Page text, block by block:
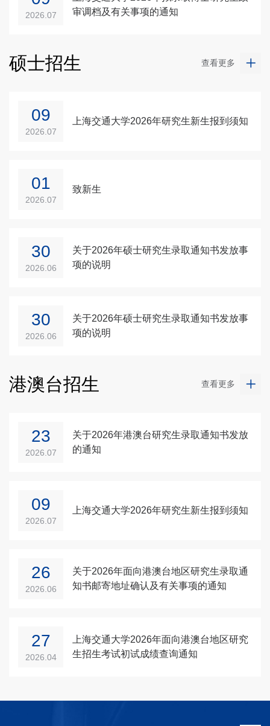
2026.07
审调档及有关事项的通知
硕士招生 查看更多
09
2026.07
上海交通大学2026年研究生新生报到须知
01
2026.07
致新生
30
2026.06
关于2026年硕士研究生录取通知书发放事
项的说明
30
2026.06
关于2026年硕士研究生录取通知书发放事
项的说明
港澳台招生 查看更多
23
2026.07
关于2026年港澳台研究生录取通知书发放
的通知
09
2026.07
上海交通大学2026年研究生新生报到须知
26
2026.06
关于2026年面向港澳台地区研究生录取通
知书邮寄地址确认及有关事项的通知
27
2026.04
上海交通大学2026年面向港澳台地区研究
生招生考试初试成绩查询通知